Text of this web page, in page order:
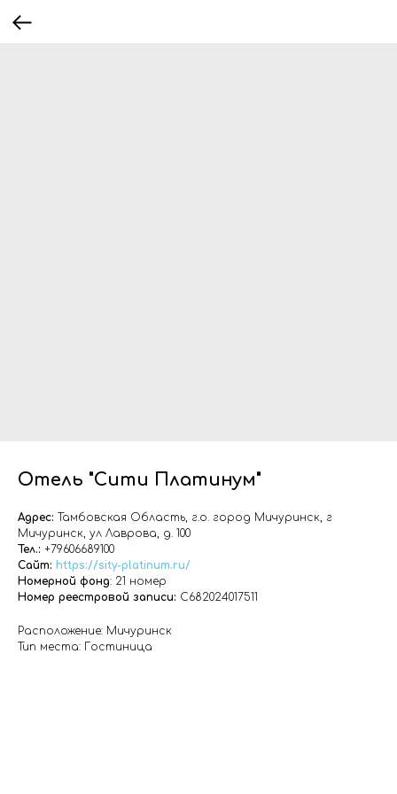
Отель "Сити Платинум"
Адрес:
Тамбовская Область, г.о. город Мичуринск, г
Мичуринск, ул Лаврова, д. 100
Тел.: +79606689100
Сайт: https://sity-platinum.ru/
Номерной фонд: 21 номер
Номер реестровой записи: С682024017511
Расположение: Мичуринск
Тип места: Гостиница